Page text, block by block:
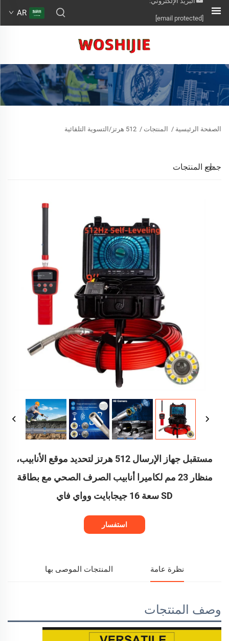
AR
الصفحة الرئيسية / المنتجات / 512 هرتز/التسوية التلقائية
جميع المنتجات
مستقبل جهاز الإرسال 512 هرتز لتحديد موقع الأنابيب،
منظار 23 مم لكاميرا أنابيب الصرف الصحي مع بطاقة
SD سعة 16 جيجابايت وواي فاي
استفسار
نظرة عامة المنتجات الموصى بها
وصف المنتجات